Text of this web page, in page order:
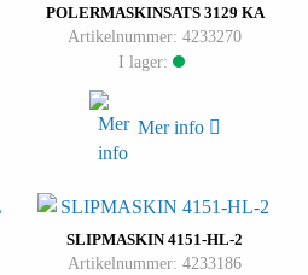
POLERMASKINSATS 3129 KA
Artikelnummer: 4233270
I lager:
Mer info
SLIPMASKIN 4151-HL-2
Artikelnummer: 4233186